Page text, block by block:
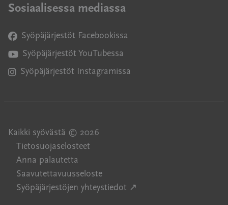
Sosiaalisessa mediassa
Syöpäjärjestöt Facebookissa
Avautuu uuteen ikkunaan
Syöpäjärjestöt YouTubessa
Avautuu uuteen ikkunaan
Syöpäjärjestöt Instagramissa
Avautuu uuteen ikkunaan
Kaikki syövästä © 2026
Tietosuojaselosteet
Anna palautetta
Saavutettavuusseloste
Syöpäjärjestöjen yhteystiedot ↗